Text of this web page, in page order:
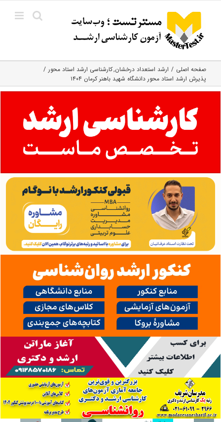
content
صفحه اصلی ارشد استعداد درخشان کارشناسی ارشد استاد محور
پذیرش ارشد استاد محور دانشگاه شهید باهنر کرمان ۱۴۰۴